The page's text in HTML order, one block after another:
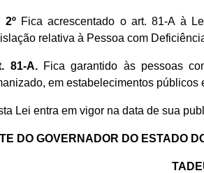
2ºFica acrescentado o art. 81-A à
relativa à Pessoa com
81-A.Fica garantido às pessoas
em estabelecimentos públicos
Lei entra em vigor na data de sua
DO GOVERNADOR DO ESTADO